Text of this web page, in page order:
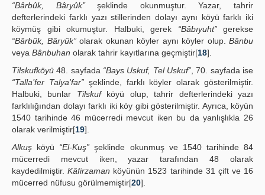
“Bârbûk, Bâryûk’’şeklinde okunmuştur. Yazar, tahrir
defterlerindeki farklı yazı stillerinden dolayı aynı köyü farklı iki
köymüş gibi okumuştur. Halbuki, gerek “Bâbıyuht”gerekse
“Bârbûk, Bâryûk”olarak okunan köyler aynı köyler olup. Bânbu
veya Bânbuhan olarak tahrir kayıtlarına geçmiştir[18].
Tilskufköyü 48. sayfada “Bays Uskuf, Tel Uskuf” , 70. sayfada ise
“Talla’fer Talya'far”şeklinde, farklı köyler olarak gösterilmiştir.
Halbuki, bunlar Tilskufköyü olup, tahrir defterlerindeki yazı
farklılığından dolayı farklı iki köy gibi gösterilmiştir. Ayrıca, köyün
1540 tarihinde 46 mücerredi mevcut iken bu da yanlışlıkla 26
olarak verilmiştir[19].
Alkuş köyü “El-Kuş” şeklinde okunmuş ve 1540 tarihinde 84
mücerredi mevcut iken, yazar tarafından 48 olarak
kaydedilmiştir.Kâfirzaman köyünün 1523 tarihinde 31 çift ve 16
mücerred nüfusu görülmemiştir[20].